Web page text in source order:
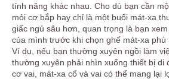
tính năng khác nhau. Cho dù bạn cần
mỏi cơ bắp hay chỉ là một buổi mát-xa
giấc ngủ sâu hơn, quan trọng là bạn
của mình trước khi chọn ghế mát-xa phù
Ví dụ, nếu bạn thường xuyên ngồi làm
thường xuyên phải nhìn xuống thiết bị di
cơ vai, mát-xa cổ và vai có thể mang lại